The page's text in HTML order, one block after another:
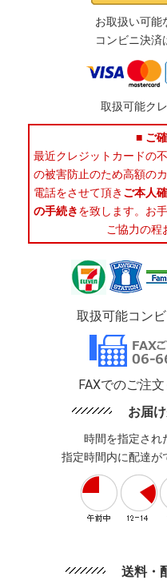
お取扱い可能
コンビニ決済
取扱可能ク
■ ご
最近クレジットカードの
の被害防止のため高額の
電話をさせて頂き ご本人
の手続きを致します。お
ご協力の程
取扱可能コン
FAXでのご注
お届
時間を指定され
指定時間内に配達が
送料・